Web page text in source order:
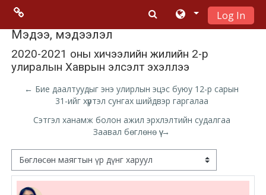
Menu 2
Moodle
community
Moodle
free support
Moodle
development
Log In
Мэдээ, мэдээлэл
2020-2021 оны хичээлийн жилийн 2-р
улиралын Хаврын элсэлт эхэллээ
← Бие даалтуудыг энэ улирлын эцэс буюу 12-р сарын
31-ийг хүртэл сунгах шийдвэр гаргалаа
Сэтгэл ханамж болон ажил эрхлэлтийн судалгаа
Заавал бөглөнө үү →
Дэлгэцний горим